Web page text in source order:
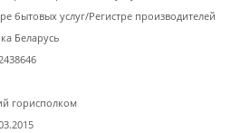
бытовых услуг/Регистре производителей
Беларусь
горисполком